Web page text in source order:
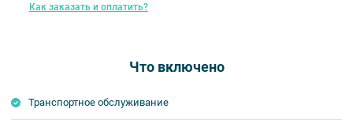
Как заказать и оплатить?
Что включено
Транспортное обслуживание